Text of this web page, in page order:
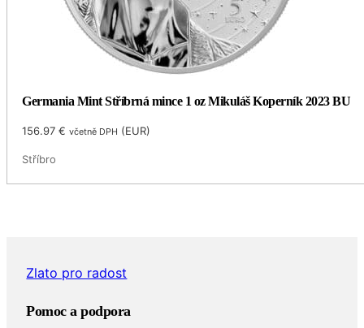
Germania Mint Stříbrná mince 1 oz Mikuláš Koperník 2023 BU
156.97€ včetně DPH (EUR)
Stříbro
Zlato pro radost
Pomoc a podpora